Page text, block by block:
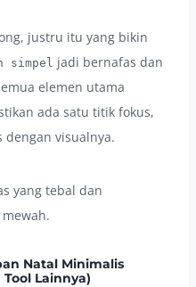
justru itu yang bikin
simpel jadi bernafas dan
elemen utama
ada satu titik fokus,
dengan visualnya.
yang tebal dan
Natal Minimalis
Lainnya)